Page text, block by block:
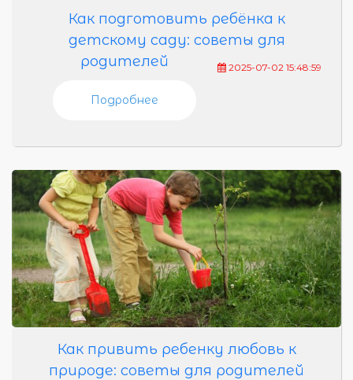
Как подготовить ребёнка к
детскому саду: советы для
родителей
2025-07-02 15:48:59
Подробнее
Как привить ребенку любовь к
природе: советы для родителей